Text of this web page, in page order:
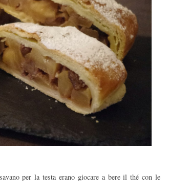
per la testa erano giocare a bere il thé con le